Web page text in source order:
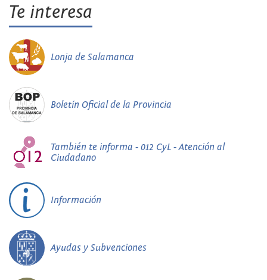
Te interesa
Lonja de Salamanca
Boletín Oficial de la Provincia
También te informa - 012 CyL - Atención al
Ciudadano
Información
Ayudas y Subvenciones